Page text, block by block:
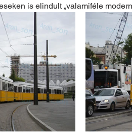
is elindult „valamiféle